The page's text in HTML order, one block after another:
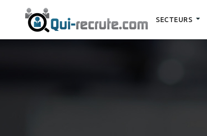
SECTEURS